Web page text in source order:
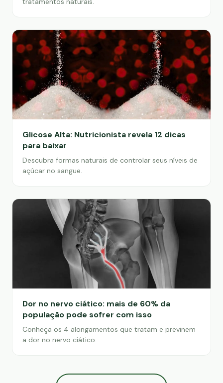
Glicose Alta: Nutricionista revela 12 dicas
para baixar
Descubra formas naturais de controlar seus níveis de
açúcar no sangue.
Dor no nervo ciático: mais de 60% da
população pode sofrer com isso
Conheça os 4 alongamentos que tratam e previnem
a dor no nervo ciático.